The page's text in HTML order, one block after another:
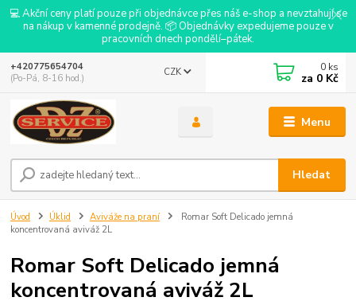
💻 Akční ceny platí pouze při objednávce přes náš e-shop a nevztahují se
na nákup v kamenné prodejně. 📦 Objednávky expedujeme pouze v
pracovních dnech pondělí–pátek.
Menu
CZK
Hledat
+420775654704
(Po-Pá, 8-16 hod.)
0 ks
za 0 Kč
Úvod Úklid Aviváže na praní
Romar Soft Delicado jemná
koncentrovaná aviváž 2L
Romar Soft Delicado jemná
koncentrovaná aviváž 2L